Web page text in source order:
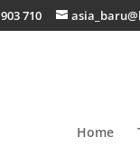
710
Home